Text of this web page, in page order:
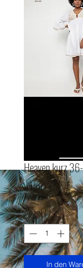
Heaven kurz
45,90 €Preis
Anzahl *
In den